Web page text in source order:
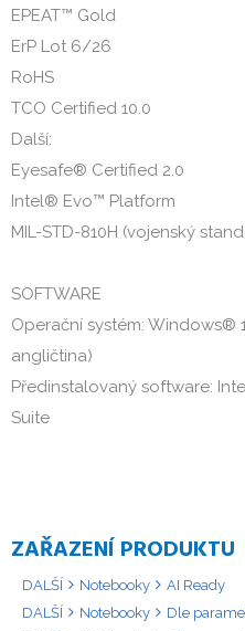
EPEAT™ Gold
ErP Lot 6/26
RoHS
TCO Certified 10.0
Další:
Eyesafe® Certified 2.0
Intel® Evo™ Platform
MIL-STD-810H (vojenský
SOFTWARE
Operační systém: Windows®
angličtina)
Předinstalovaný software:
Suite
ZAŘAZENÍ PRODUKTU
DALŠÍ Notebooky
AI Ready
DALŠÍ
Notebooky Dle